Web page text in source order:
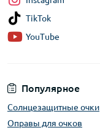
Популярное
Солнцезащитные очки
Оправы для очков
TikTok
YouTube